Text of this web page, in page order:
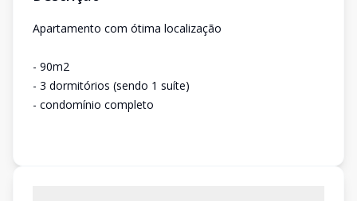
Apartamento com ótima localização
- 90m2
- 3 dormitórios (sendo 1 suíte)
- condomínio completo